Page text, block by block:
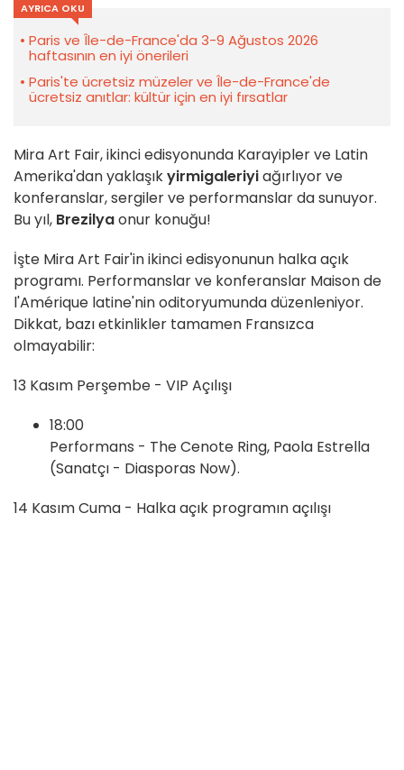
AYRICA OKU
Paris ve Île-de-France'da 3-9 Ağustos 2026
haftasının en iyi önerileri
Paris'te ücretsiz müzeler ve Île-de-France'de
ücretsiz anıtlar: kültür için en iyi fırsatlar
Mira Art Fair, ikinci edisyonunda Karayipler ve Latin
Amerika'dan yaklaşıkyirmigaleriyiağırlıyor ve
konferanslar, sergiler ve performanslar da sunuyor.
Bu yıl, Brezilyaonur konuğu!
İşte Mira Art Fair'in ikinci edisyonunun halka açık
programı. Performanslar ve konferanslar Maison de
l'Amérique latine'nin oditoryumunda düzenleniyor.
Dikkat, bazı etkinlikler tamamen Fransızca
olmayabilir:
13 Kasım Perşembe - VIP Açılışı
18:00
Performans - The Cenote Ring, Paola Estrella
(Sanatçı - Diasporas Now).
14 Kasım Cuma - Halka açık programın açılışı